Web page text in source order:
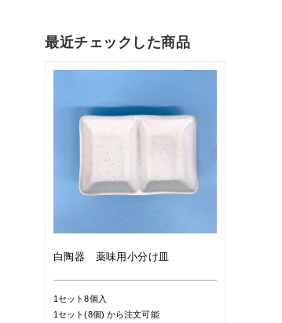
最近チェックした商品
白陶器 薬味用小分け皿
1セット8個入
1セット(8個) から注文可能